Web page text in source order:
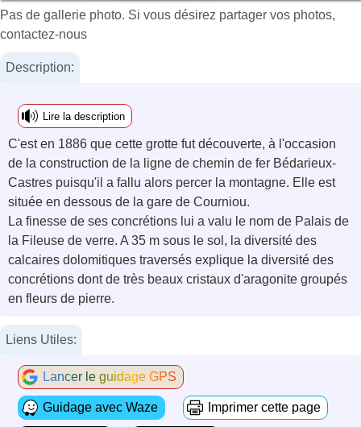
Pas de gallerie photo. Si vous désirez partager vos photos,
contactez-nous
Description:
Lire la description
C'est en 1886 que cette grotte fut découverte, à l'occasion
de la construction de la ligne de chemin de fer Bédarieux-
Castres puisqu'il a fallu alors percer la montagne. Elle est
située en dessous de la gare de Courniou.
La finesse de ses concrétions lui a valu le nom de Palais de
la Fileuse de verre. A 35 m sous le sol, la diversité des
calcaires dolomitiques traversés explique la diversité des
concrétions dont de très beaux cristaux d'aragonite groupés
en fleurs de pierre.
Liens Utiles:
Lancer le guidage GPS
Guidage avec Waze Imprimer cette page